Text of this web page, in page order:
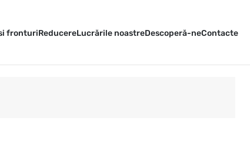
fronturiReducereLucrările noastreDescoperă-neContacte